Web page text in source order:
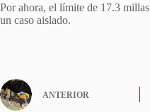
Por ahora, el límite de 17.3
un caso aislado.
ANTERIOR